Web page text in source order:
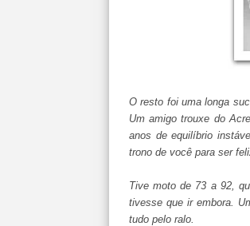
O resto foi uma longa
Um amigo trouxe do
anos de equilíbrio
trono de você para ser
Tive moto de 73 a 92,
tivesse que ir embora.
tudo pelo ralo.